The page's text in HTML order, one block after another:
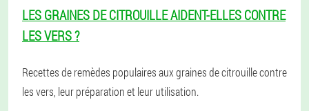
LES GRAINES DE CITROUILLE AIDENT-ELLES CONTRE
LES VERS ?
Recettes de remèdes populaires aux graines de citrouille contre
les vers, leur préparation et leur utilisation.